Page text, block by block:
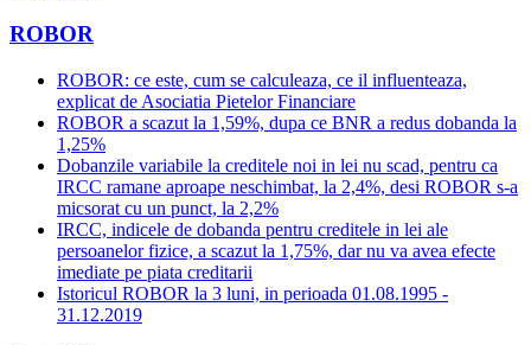
ROBOR
ROBOR: ce este, cum se calculeaza, ce il influenteaza,
explicat de Asociatia Pietelor Financiare
ROBOR a scazut la 1,59%, dupa ce BNR a redus dobanda la
1,25%
Dobanzile variabile la creditele noi in lei nu scad, pentru ca
IRCC ramane aproape neschimbat, la 2,4%, desi ROBOR s-a
micsorat cu un punct, la 2,2%
IRCC, indicele de dobanda pentru creditele in lei ale
persoanelor fizice, a scazut la 1,75%, dar nu va avea efecte
imediate pe piata creditarii
Istoricul ROBOR la 3 luni, in perioada 01.08.1995 -
31.12.2019